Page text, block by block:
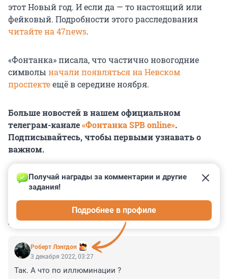
этот Новый год. И если да — то настоящий или
фейковый. Подробности этого расследования
читайте на 47news.
«Фонтанка» писала, что частично новогодние
символы начали появляться на Невском
проспектеещё в середине ноября.
Больше новостей в нашем официальном
телеграм-канале«Фонтанка SPB online».
Подписывайтесь, чтобы первыми узнавать о
важном.
КОММЕНТАРИИ 4
Роберт Лэнгдон
Получай награды за комментарии и другие
задания!
Подробнее в профиле
3 декабря 2022, 03:27
Так. А что по иллюминации ?